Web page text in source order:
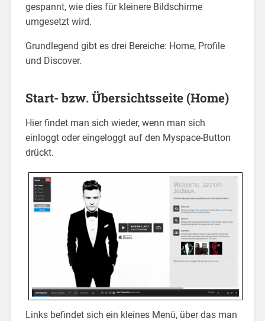
gespannt, wie dies für kleinere Bildschirme
umgesetzt wird.
Grundlegend gibt es drei Bereiche: Home, Profile
und Discover.
Start- bzw. Übersichtsseite (Home)
Hier findet man sich wieder, wenn man sich
einloggt oder eingeloggt auf den Myspace-Button
drückt.
Links befindet sich ein kleines Menü, über das man